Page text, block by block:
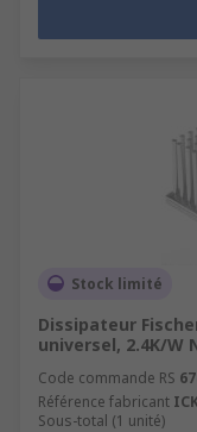
Stock limité
Dissipateur
universel, 2.4K/W
Code commande RS
Référence fabricant
Sous-total (1 unité)